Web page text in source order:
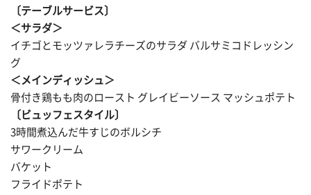
〔テーブルサービス〕
＜サラダ＞
イチゴとモッツァレラチーズのサラダ バルサミコドレッシン
グ
＜メインディッシュ＞
骨付き鶏もも肉のロースト グレイビーソース マッシュポテト
〔ビュッフェスタイル〕
3時間煮込んだ牛すじのボルシチ
サワークリーム
バケット
フライドポテト